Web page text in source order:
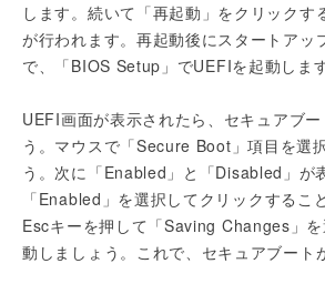
します。続いて「再起動」をクリック
が行われます。再起動後にスタートアッ
で、「BIOS Setup」でUEFIを起動します
UEFI画面が表示されたら、セキュアブ
う。マウスで「Secure Boot」項目を選
う。次に「Enabled」と「Disabled」が
「Enabled」を選択してクリックするこ
Escキーを押して「Saving Changes」
動しましょう。これで、セキュアブート